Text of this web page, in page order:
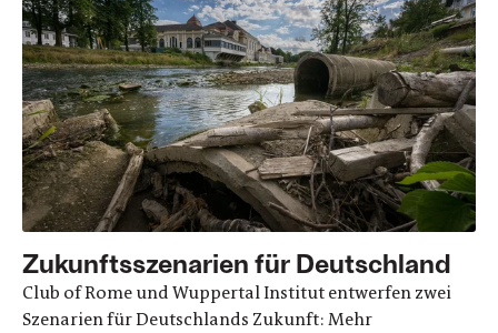
Zukunftsszenarien für Deutschland
Club of Rome und Wuppertal Institut entwerfen zwei
Szenarien für Deutschlands Zukunft: Mehr